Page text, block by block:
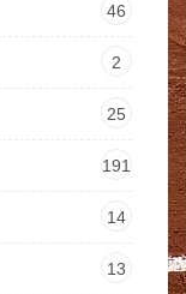
46
2
25
191
14
13